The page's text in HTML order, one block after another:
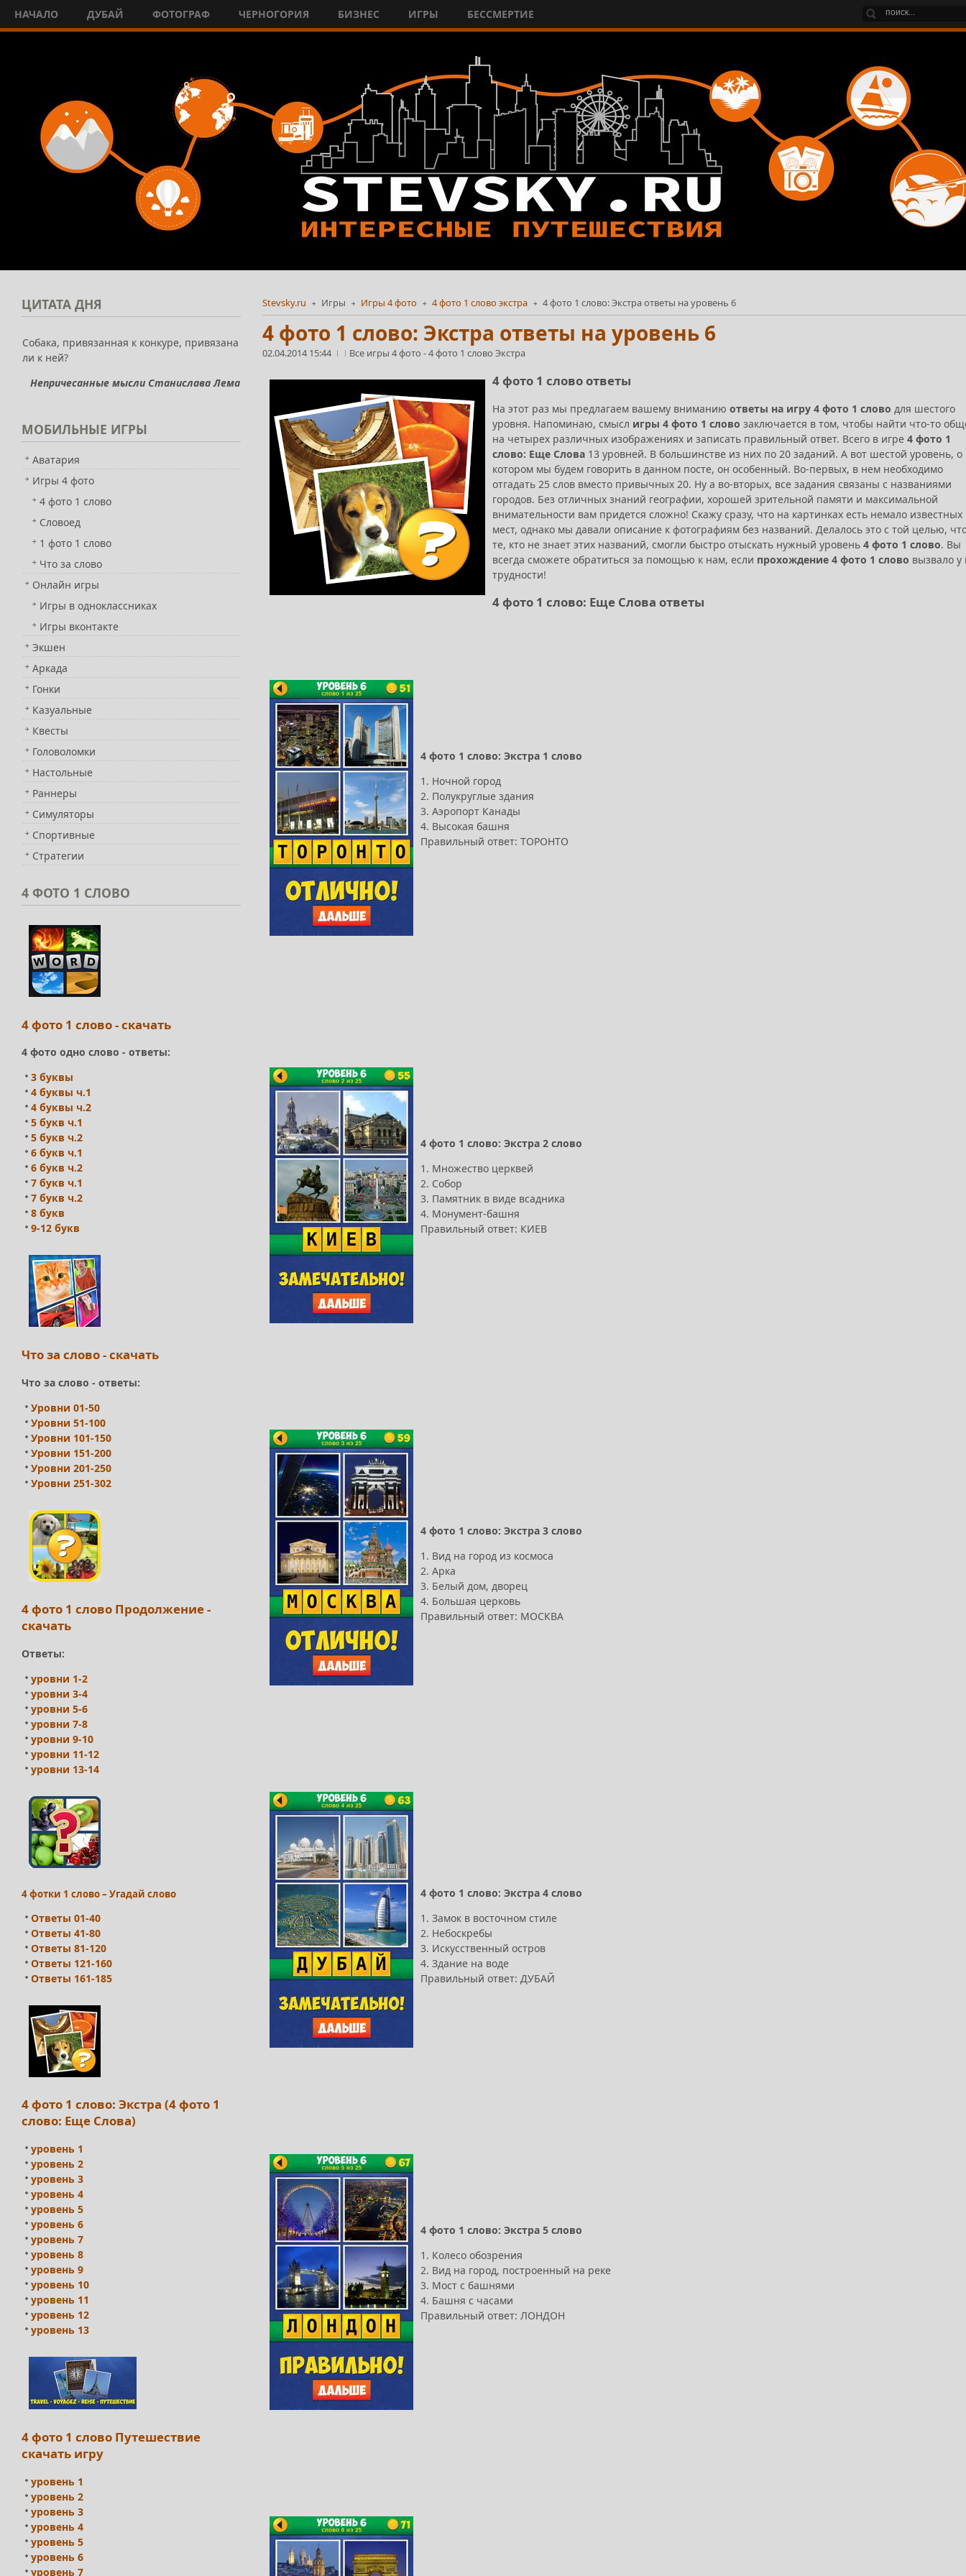
НАЧАЛО ДУБАЙ ФОТОГРАФ ЧЕРНОГОРИЯ БИЗНЕС ИГРЫ БЕССМЕРТИЕ
Stevsky.ru Игры Игры 4 фото 4 фото 1 слово экстра 4 фото 1 слово: Экстра ответы на уровень 6
4 фото 1 слово: Экстра ответы на уровень 6
02.04.2014 15:44 Все игры 4 фото -4 фото 1 слово Экстра
4 фото 1 слово ответы
На этот раз мы предлагаем вашему вниманию ответы на игру 4 фото 1 слово для шестого
уровня. Напоминаю, смысл игры 4 фото 1 слово заключается в том, чтобы найти что-то
на четырех различных изображениях и записать правильный ответ. Всего в игре 4 фото 1
слово: Еще Слова 13 уровней. В большинстве из них по 20 заданий. А вот шестой уровень, о
котором мы будем говорить в данном посте, он особенный. Во-первых, в нем необходимо
отгадать 25 слов вместо привычных 20. Ну а во-вторых, все задания связаны с названиями
городов. Без отличных знаний географии, хорошей зрительной памяти и максимальной
внимательности вам придется сложно! Скажу сразу, что на картинках есть немало известных
мест, однако мы давали описание к фотографиям без названий. Делалось это с той целью,
те, кто не знает этих названий, смогли быстро отыскать нужный уровень 4 фото 1 слово. Вы
всегда сможете обратиться за помощью к нам, если прохождение 4 фото 1 слово вызвало у
трудности!
4 фото 1 слово: Еще Слова ответы
4 фото 1 слово: Экстра 1 слово
1. Ночной город
2. Полукруглые здания
3. Аэропорт Канады
4. Высокая башня
Правильный ответ: ТОРОНТО
4 фото 1 слово: Экстра 2 слово
1. Множество церквей
2. Собор
3. Памятник в виде всадника
4. Монумент-башня
Правильный ответ: КИЕВ
4 фото 1 слово: Экстра 3 слово
1. Вид на город из космоса
2. Арка
3. Белый дом, дворец
4. Большая церковь
Правильный ответ: МОСКВА
4 фото 1 слово: Экстра 4 слово
1. Замок в восточном стиле
2. Небоскребы
3. Искусственный остров
4. Здание на воде
Правильный ответ: ДУБАЙ
4 фото 1 слово: Экстра 5 слово
1. Колесо обозрения
2. Вид на город, построенный на реке
3. Мост с башнями
4. Башня с часами
Правильный ответ: ЛОНДОН
ЦИТАТА ДНЯ
Собака, привязанная к конкуре, привязана
ли к ней?
Непричесанные мысли Станислава Лема
МОБИЛЬНЫЕ ИГРЫ
Аватария
Игры 4 фото
4 фото 1 слово
Словоед
1 фото 1 слово
Что за слово
Онлайн игры
Игры в одноклассниках
Игры вконтакте
Экшен
Аркада
Гонки
Казуальные
Квесты
Головоломки
Настольные
Раннеры
Симуляторы
Спортивные
Стратегии
4 ФОТО 1 СЛОВО
4 фото 1 слово - скачать
4 фото одно слово - ответы:
3 буквы
4 буквы ч.1
4 буквы ч.2
5 букв ч.1
5 букв ч.2
6 букв ч.1
6 букв ч.2
7 букв ч.1
7 букв ч.2
8 букв
9-12 букв
Что за слово - скачать
Что за слово - ответы:
Уровни 01-50
Уровни 51-100
Уровни 101-150
Уровни 151-200
Уровни 201-250
Уровни 251-302
4 фото 1 слово Продолжение -
скачать
Ответы:
уровни 1-2
уровни 3-4
уровни 5-6
уровни 7-8
уровни 9-10
уровни 11-12
уровни 13-14
4 фотки 1 слово – Угадай слово
Ответы 01-40
Ответы 41-80
Ответы 81-120
Ответы 121-160
Ответы 161-185
4 фото 1 слово: Экстра (4 фото 1
слово: Еще Слова)
уровень 1
уровень 2
уровень 3
уровень 4
уровень 5
уровень 6
уровень 7
уровень 8
уровень 9
уровень 10
уровень 11
уровень 12
уровень 13
4 фото 1 слово Путешествие
скачать игру
уровень 1
уровень 2
уровень 3
уровень 4
уровень 5
уровень 6
уровень 7